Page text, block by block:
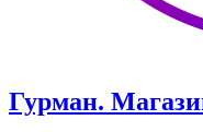
Гурман.